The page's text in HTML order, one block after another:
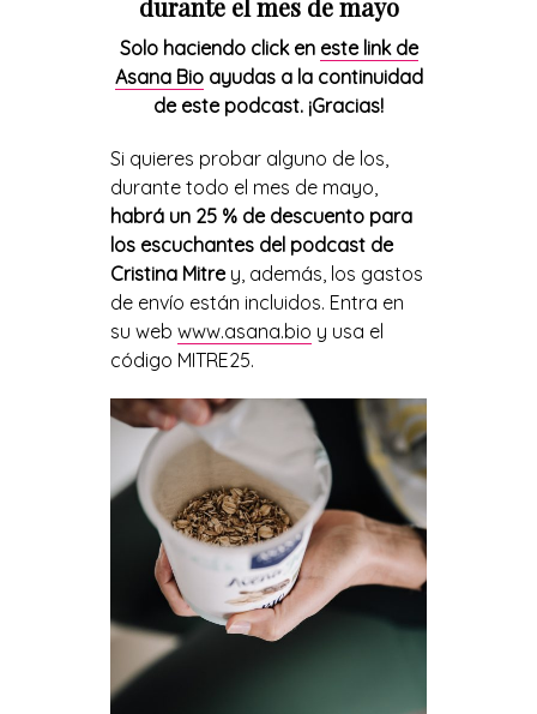
durante el mes de mayo
Solo haciendo click en este link de
Asana Bioayudas a la continuidad
de este podcast. ¡Gracias!
Si quieres probar alguno de los,
durante todo el mes de mayo,
habrá un 25 % de descuento para
los escuchantes del podcast de
Cristina Mitrey, además, los gastos
de envío están incluidos. Entra en
su web www.asana.bio y usa el
código MITRE25.